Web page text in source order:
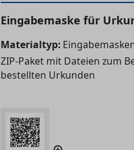
Eingabemaske für
Materialtyp:
ZIP-Paket mit Dateien zum
bestellten Urkunden